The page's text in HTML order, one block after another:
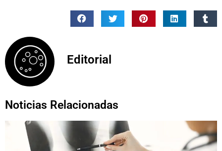
Editorial
Noticias Relacionadas